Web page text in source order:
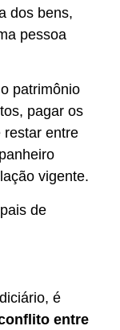
dos bens,
pessoa
patrimônio
pagar os
restar entre
vigente.
de
é
entre